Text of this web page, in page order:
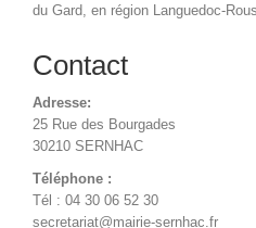
du Gard, en région Languedoc-
Contact
Adresse:
25 Rue des Bourgades
30210 SERNHAC
Téléphone :
Tél : 04 30 06 52 30
secretariat@mairie-sernhac.fr